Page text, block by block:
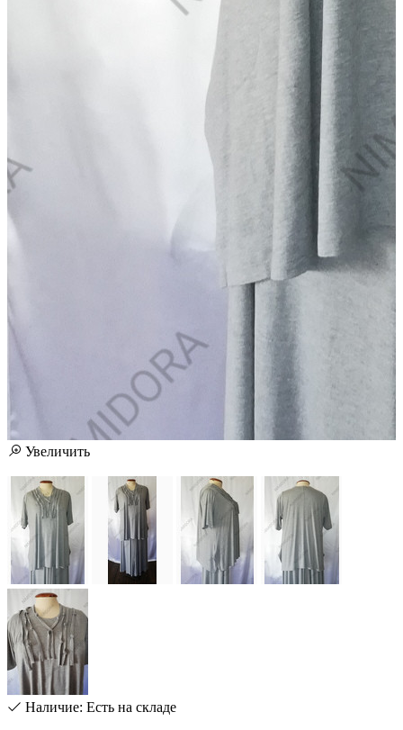
Увеличить
Наличие: Есть на складе